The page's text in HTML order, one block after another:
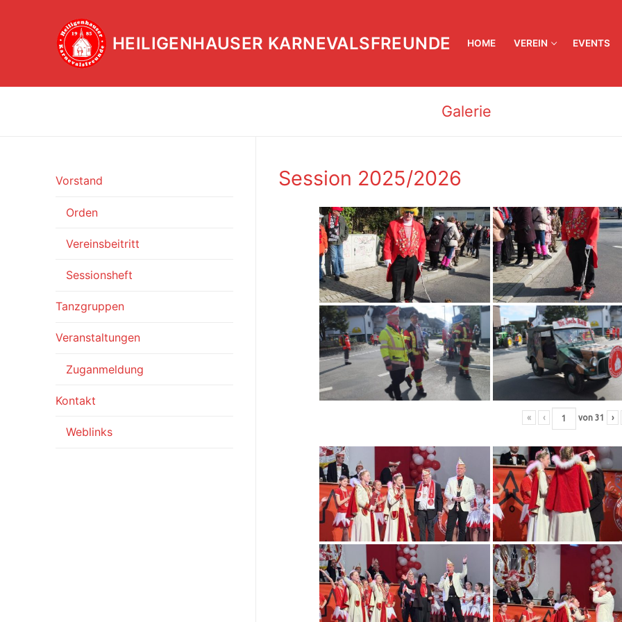
HEILIGENHAUSER KARNEVALSFREUNDE HOME VEREIN EVENTS
Galerie
Session 2025/2026
« ‹ von 31 ›
Vorstand
Orden
Vereinsbeitritt
Sessionsheft
Tanzgruppen
Veranstaltungen
Zuganmeldung
Kontakt
Weblinks